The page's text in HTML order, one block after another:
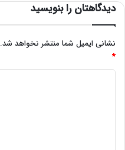
دیدگاهتان را بنویسید
نشانی ایمیل شما منتشر نخواهد شد.
*